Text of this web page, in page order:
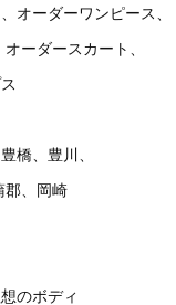
オーダーワンピース、
ーダースカート、
橋、豊川、
郡、岡崎
のボディ